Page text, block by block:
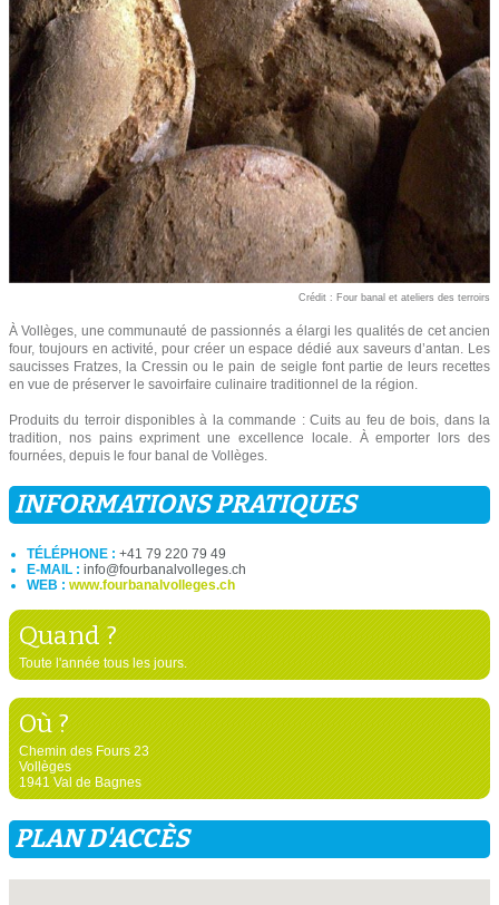
Crédit : Four banal et ateliers des terroirs
À Vollèges, une communauté de passionnés a élargi les qualités de cet ancien
four, toujours en activité, pour créer un espace dédié aux saveurs d’antan. Les
saucisses Fratzes, la Cressin ou le pain de seigle font partie de leurs recettes
en vue de préserver le savoirfaire culinaire traditionnel de la région.
Produits du terroir disponibles à la commande : Cuits au feu de bois, dans la
tradition, nos pains expriment une excellence locale. À emporter lors des
fournées, depuis le four banal de Vollèges.
INFORMATIONS PRATIQUES
TÉLÉPHONE : +41 79 220 79 49
E-MAIL : info@fourbanalvolleges.ch
WEB : www.fourbanalvolleges.ch
Quand ?
Toute l'année tous les jours.
Où ?
Chemin des Fours 23
Vollèges
1941 Val de Bagnes
PLAN D'ACCÈS